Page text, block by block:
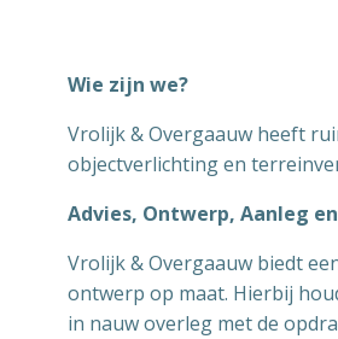
Wie zijn we?
Vrolijk & Overgaauw heeft
objectverlichting en
Advies, Ontwerp, Aanleg
Vrolijk & Overgaauw biedt
ontwerp op maat. Hierbij
in nauw overleg met de